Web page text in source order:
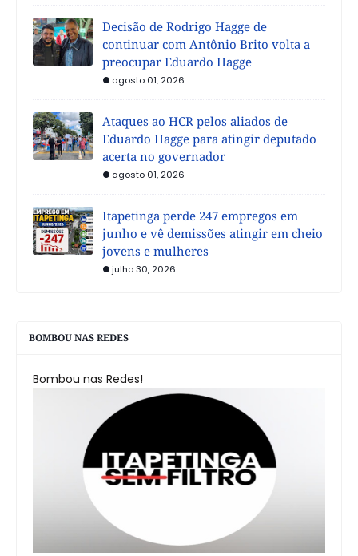
Decisão de Rodrigo Hagge de
continuar com Antônio Brito volta a
preocupar Eduardo Hagge
agosto 01, 2026
Ataques ao HCR pelos aliados de
Eduardo Hagge para atingir deputado
acerta no governador
agosto 01, 2026
Itapetinga perde 247 empregos em
junho e vê demissões atingir em cheio
jovens e mulheres
julho 30, 2026
BOMBOU NAS REDES
Bombou nas Redes!